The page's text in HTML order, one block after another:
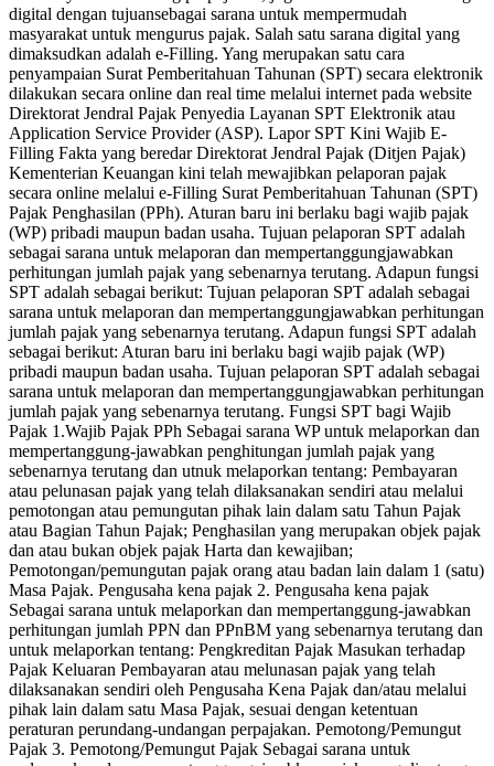
digital dengan tujuansebagai sarana untuk mempermudah
masyarakat untuk mengurus pajak. Salah satu sarana digital yang
dimaksudkan adalah e-Filling. Yang merupakan satu cara
penyampaian Surat Pemberitahuan Tahunan (SPT) secara elektronik
dilakukan secara online dan real time melalui internet pada website
Direktorat Jendral Pajak Penyedia Layanan SPT Elektronik atau
Application Service Provider (ASP). Lapor SPT Kini Wajib E-
Filling Fakta yang beredar Direktorat Jendral Pajak (Ditjen Pajak)
Kementerian Keuangan kini telah mewajibkan pelaporan pajak
secara online melalui e-Filling Surat Pemberitahuan Tahunan (SPT)
Pajak Penghasilan (PPh). Aturan baru ini berlaku bagi wajib pajak
(WP) pribadi maupun badan usaha. Tujuan pelaporan SPT adalah
sebagai sarana untuk melaporan dan mempertanggungjawabkan
perhitungan jumlah pajak yang sebenarnya terutang. Adapun fungsi
SPT adalah sebagai berikut: Tujuan pelaporan SPT adalah sebagai
sarana untuk melaporan dan mempertanggungjawabkan perhitungan
jumlah pajak yang sebenarnya terutang. Adapun fungsi SPT adalah
sebagai berikut: Aturan baru ini berlaku bagi wajib pajak (WP)
pribadi maupun badan usaha. Tujuan pelaporan SPT adalah sebagai
sarana untuk melaporan dan mempertanggungjawabkan perhitungan
jumlah pajak yang sebenarnya terutang. Fungsi SPT bagi Wajib
Pajak 1.Wajib Pajak PPh Sebagai sarana WP untuk melaporkan dan
mempertanggung-jawabkan penghitungan jumlah pajak yang
sebenarnya terutang dan utnuk melaporkan tentang: Pembayaran
atau pelunasan pajak yang telah dilaksanakan sendiri atau melalui
pemotongan atau pemungutan pihak lain dalam satu Tahun Pajak
atau Bagian Tahun Pajak; Penghasilan yang merupakan objek pajak
dan atau bukan objek pajak Harta dan kewajiban;
Pemotongan/pemungutan pajak orang atau badan lain dalam 1 (satu)
Masa Pajak. Pengusaha kena pajak 2. Pengusaha kena pajak
Sebagai sarana untuk melaporkan dan mempertanggung-jawabkan
perhitungan jumlah PPN dan PPnBM yang sebenarnya terutang dan
untuk melaporkan tentang: Pengkreditan Pajak Masukan terhadap
Pajak Keluaran Pembayaran atau melunasan pajak yang telah
dilaksanakan sendiri oleh Pengusaha Kena Pajak dan/atau melalui
pihak lain dalam satu Masa Pajak, sesuai dengan ketentuan
peraturan perundang-undangan perpajakan. Pemotong/Pemungut
Pajak 3. Pemotong/Pemungut Pajak Sebagai sarana untuk